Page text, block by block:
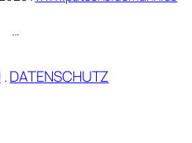
…
.DATENSCHUTZ